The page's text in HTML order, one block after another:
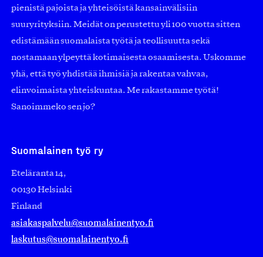
pienistä pajoista ja yhteisöistä kansainvälisiin
suuryrityksiin. Meidät on perustettu yli 100 vuotta sitten
edistämään suomalaista työtä ja teollisuutta sekä
nostamaan ylpeyttä kotimaisesta osaamisesta. Uskomme
yhä, että työ yhdistää ihmisiä ja rakentaa vahvaa,
elinvoimaista yhteiskuntaa. Me rakastamme työtä!
Sanoimmeko sen jo?
Suomalainen työ ry
Eteläranta 14,
00130 Helsinki
Finland
asiakaspalvelu@suomalainentyo.fi
laskutus@suomalainentyo.fi